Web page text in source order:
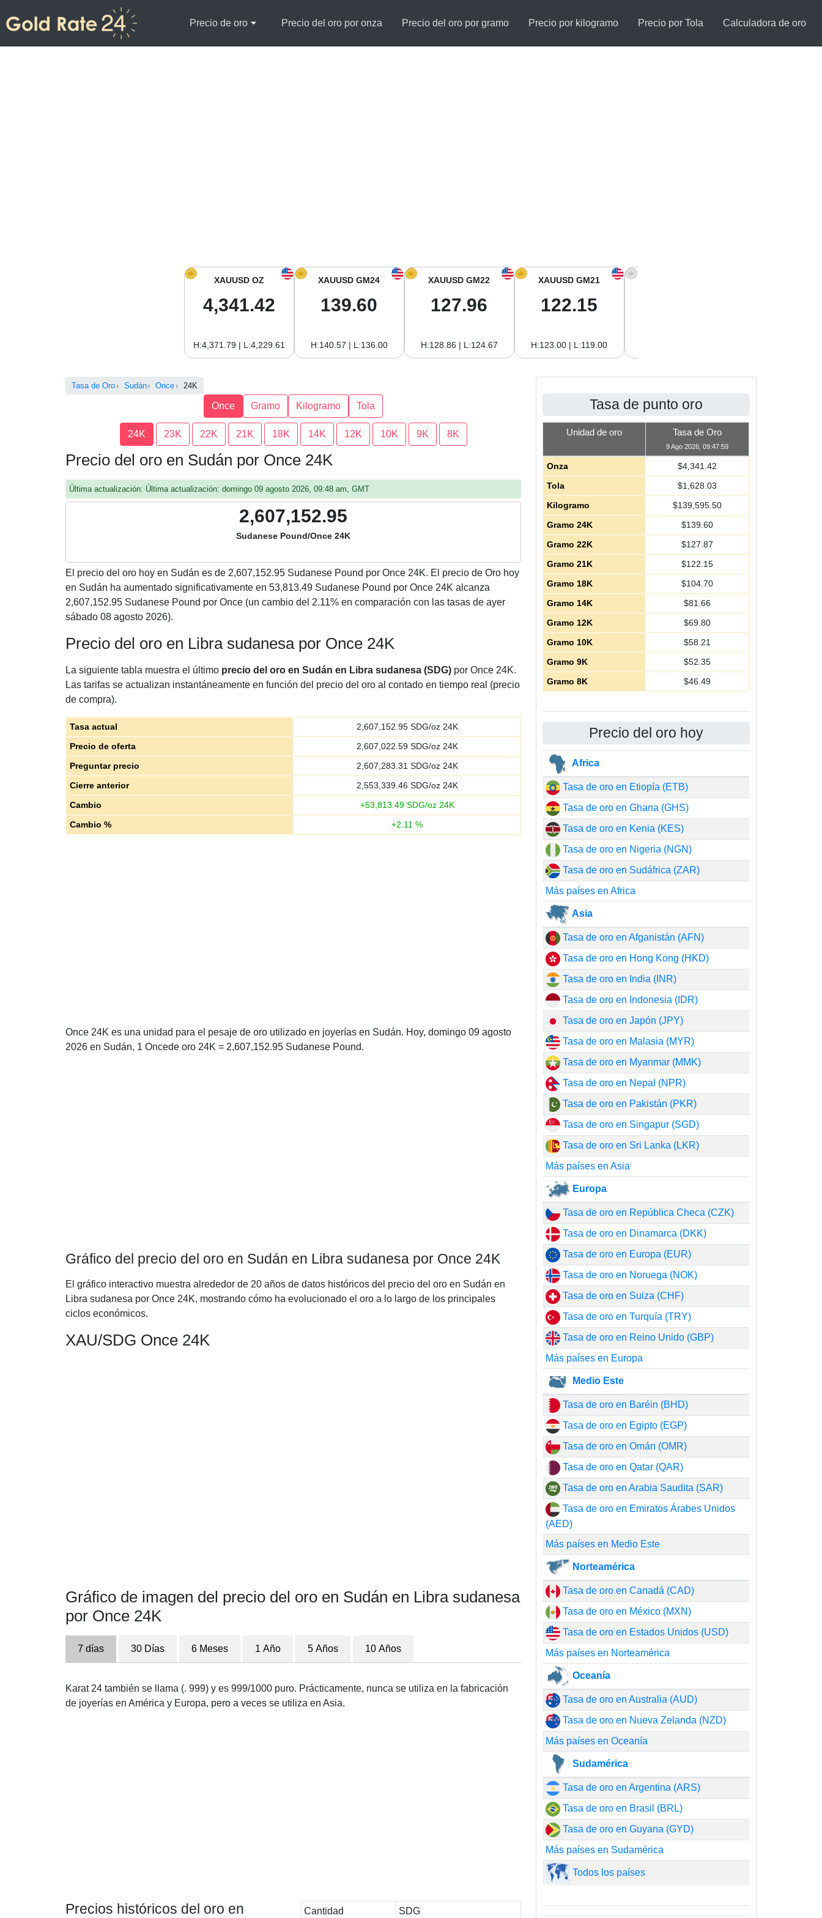
Precio de oro Precio del oro por onza Precio del oro por gramo Precio por kilogramo Precio por Tola Calculadora de oro
XAUUSD OZ
4,341.42
H:4,371.79 | L:4,229.61
XAUUSD GM24
139.60
H:140.57 | L:136.00
XAUUSD GM22
127.96
H:128.86 | L:124.67
XAUUSD GM21
122.15
H:123.00 | L:119.00
Tasa de Oro Sudán Once 24K
Once Gramo Kilogramo Tola
24K 23K 22K 21K 18K 14K 12K 10K 9K 8K
Precio del oro en Sudán por Once 24K
Última actualización: Última actualización: domingo 09 agosto 2026, 09:48 am, GMT
2,607,152.95
Sudanese Pound/Once 24K
El precio del oro hoy en Sudán es de 2,607,152.95 Sudanese Pound por Once 24K. El precio de Oro hoy
en Sudán ha aumentado significativamente en 53,813.49 Sudanese Pound por Once 24K alcanza
2,607,152.95 Sudanese Pound por Once (un cambio del 2.11% en comparación con las tasas de ayer
sábado 08 agosto 2026).
Precio del oro en Libra sudanesa por Once 24K
La siguiente tabla muestra el último precio del oro en Sudán en Libra sudanesa (SDG) por Once 24K.
Las tarifas se actualizan instantáneamente en función del precio del oro al contado en tiempo real (precio
de compra).
Tasa actual 2,607,152.95SDG/oz 24K
Precio de oferta
2,607,022.59SDG/oz 24K
Preguntar precio
2,607,283.31 SDG/oz 24K
Cierre anterior
2,553,339.46 SDG/oz 24K
Cambio
+53,813.49SDG/oz 24K
Cambio %
+2.11 %
Once 24K es una unidad para el pesaje de oro utilizado en joyerías en Sudán. Hoy, domingo 09 agosto
2026 en Sudán, 1 Oncede oro 24K = 2,607,152.95 Sudanese Pound.
Gráfico del precio del oro en Sudán en Libra sudanesa por Once 24K
El gráfico interactivo muestra alrededor de 20 años de datos históricos del precio del oro en Sudán en
Libra sudanesa por Once 24K, mostrando cómo ha evolucionado el oro a lo largo de los principales
ciclos económicos.
XAU/SDG Once 24K
Gráfico de imagen del precio del oro en Sudán en Libra sudanesa
por Once 24K
7 días 30 Días 6 Meses 1 Año 5 Años 10 Años
Karat 24 también se llama (. 999) y es 999/1000 puro. Prácticamente, nunca se utiliza en la fabricación
de joyerías en América y Europa, pero a veces se utiliza en Asia.
Precios históricos del oro en
Cantidad SDG
Tasa de punto oro
Unidad de oro Tasa de Oro
9 Ago 2026, 09:47:59
Onza $4,341.42
Tola
$1,628.03
Kilogramo
$139,595.50
Gramo 24K
$139.60
Gramo 22K
$127.87
Gramo 21K
$122.15
Gramo 18K
$104.70
Gramo 14K
$81.66
Gramo 12K
$69.80
Gramo 10K
$58.21
Gramo 9K
$52.35
Gramo 8K
$46.49
Precio del oro hoy
Africa
Tasa de oro en Etiopía (ETB)
Tasa de oro en Ghana (GHS)
Tasa de oro en Kenia (KES)
Tasa de oro en Nigeria (NGN)
Tasa de oro en Sudáfrica (ZAR)
Más países en Africa
Asia
Tasa de oro en Afganistán (AFN)
Tasa de oro en Hong Kong (HKD)
Tasa de oro en India (INR)
Tasa de oro en Indonesia (IDR)
Tasa de oro en Japón (JPY)
Tasa de oro en Malasia (MYR)
Tasa de oro en Myanmar (MMK)
Tasa de oro en Nepal (NPR)
Tasa de oro en Pakistán (PKR)
Tasa de oro en Singapur (SGD)
Tasa de oro en Sri Lanka (LKR)
Más países en Asia
Europa
Tasa de oro en República Checa (CZK)
Tasa de oro en Dinamarca (DKK)
Tasa de oro en Europa (EUR)
Tasa de oro en Noruega (NOK)
Tasa de oro en Suiza (CHF)
Tasa de oro en Turquía (TRY)
Tasa de oro en Reino Unido (GBP)
Más países en Europa
Medio Este
Tasa de oro en Baréin (BHD)
Tasa de oro en Egipto (EGP)
Tasa de oro en Omán (OMR)
Tasa de oro en Qatar (QAR)
Tasa de oro en Arabia Saudita (SAR)
Tasa de oro en Emiratos Árabes Unidos
(AED)
Más países en Medio Este
Norteamérica
Tasa de oro en Canadá (CAD)
Tasa de oro en México (MXN)
Tasa de oro en Estados Unidos (USD)
Más países en Norteamérica
Oceanía
Tasa de oro en Australia (AUD)
Tasa de oro en Nueva Zelanda (NZD)
Más países en Oceanía
Sudamérica
Tasa de oro en Argentina (ARS)
Tasa de oro en Brasil (BRL)
Tasa de oro en Guyana (GYD)
Más países en Sudamérica
Todos los países